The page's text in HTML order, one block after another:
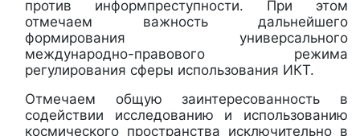
против информпреступности. При этом
отмечаем важность дальнейшего
формирования универсального
международно-правового режима
регулирования сферы использования ИКТ.
Отмечаем общую заинтересованность в
содействии исследованию и использованию
космического пространства исключительно в